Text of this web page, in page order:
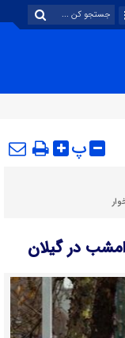
پ
در گیلان